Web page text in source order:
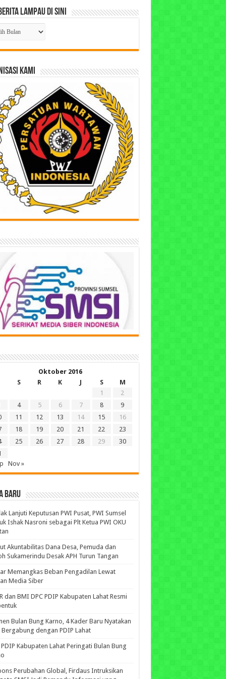
Lampau di Sini
KAMI
Oktober 2016
S R K J S
M
1
2
4 5 6 7 8
9
11 12 13 14 15
16
18 19 20 21 22
23
25 26 27 28 29
30
Nov »
BARU
Lanjuti Keputusan PWI Pusat, PWI Sumsel
Ishak Nasroni sebagai Plt Ketua PWI OKU
Akuntabilitas Dana Desa, Pemuda dan
Sukamerindu Desak APH Turun Tangan
Memangkas Beban Pengadilan Lewat
Media Siber
dan BMI DPC PDIP Kabupaten Lahat Resmi
Bulan Bung Karno, 4 Kader Baru Nyatakan
Bergabung dengan PDIP Lahat
PDIP Kabupaten Lahat Peringati Bulan Bung
Perubahan Global, Firdaus Intruksikan